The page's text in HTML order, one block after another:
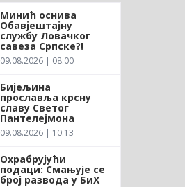
Минић оснива
Обавјештајну
службу Ловачког
савеза Српске?!
09.08.2026 | 08:00
Бијељина
прославља крсну
славу Светог
Пантелејмона
09.08.2026 | 10:13
Охрабрујући
подаци: Смањује се
број развода у БиХ